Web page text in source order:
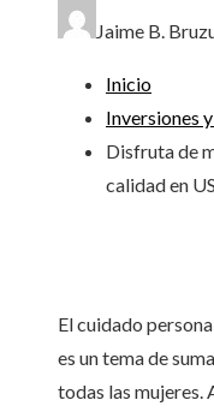
Jaime B.
Inicio
Inversiones
Disfruta de
calidad en
El cuidado
es un tema de
todas las mujeres.